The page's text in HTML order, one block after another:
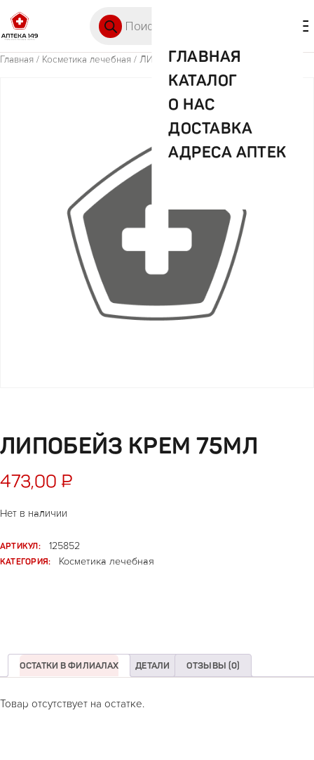
ГЛАВНАЯ
КАТАЛОГ
О НАС
ДОСТАВКА
АДРЕСА АПТЕК
Главная / Косметика лечебная / ЛИПОБЕЙЗ КРЕМ 75МЛ
ЛИПОБЕЙЗ КРЕМ 75МЛ
473,00 ₽
Нет в наличии
АРТИКУЛ:
125852
КАТЕГОРИЯ:
Косметика лечебная
ОСТАТКИ В ФИЛИАЛАХ ДЕТАЛИ ОТЗЫВЫ (0)
Товар отсутствует на остатке.